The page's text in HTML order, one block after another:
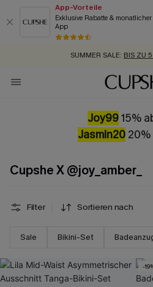
App-Vorteile
Exklusive Rabatte &
App
GRATIS MASSBAND MIT JEDEM
SUMMER SALE: BIS ZU
ZUM NEWSLETTER:BIS ZU -
KOSTENLOSER
Joy9915%
Jasmin2020%
Cupshe X @joy_amber_
Filter Sortieren nach
Sale Bikini-Set
-